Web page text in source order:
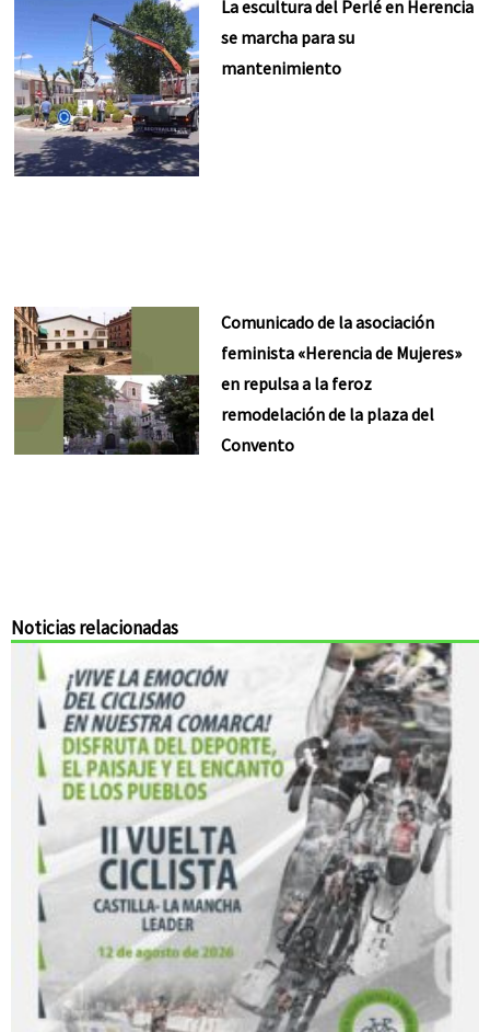
La escultura del Perlé en Herencia
se marcha para su
mantenimiento
Comunicado de la asociación
feminista «Herencia de Mujeres»
en repulsa a la feroz
remodelación de la plaza del
Convento
Noticias relacionadas